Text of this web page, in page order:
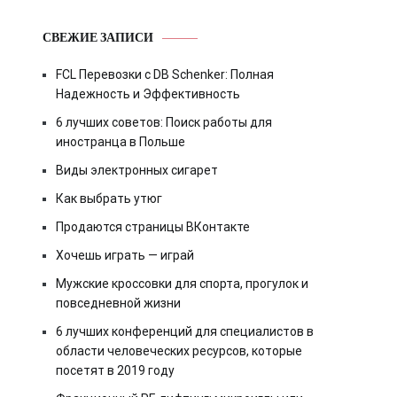
СВЕЖИЕ ЗАПИСИ
FCL Перевозки с DB Schenker: Полная
Надежность и Эффективность
6 лучших советов: Поиск работы для
иностранца в Польше
Виды электронных сигарет
Как выбрать утюг
Продаются страницы ВКонтакте
Хочешь играть — играй
Мужские кроссовки для спорта, прогулок и
повседневной жизни
6 лучших конференций для специалистов в
области человеческих ресурсов, которые
посетят в 2019 году